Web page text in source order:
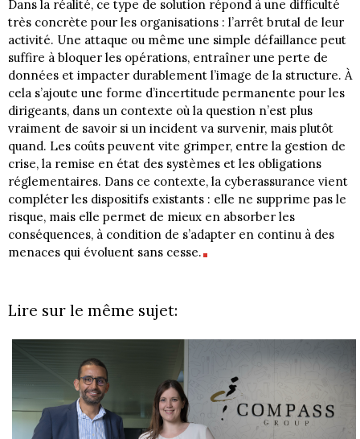
Dans la réalité, ce type de solution répond à une difficulté
très concrète pour les organisations : l’arrêt brutal de leur
activité. Une attaque ou même une simple défaillance peut
suffire à bloquer les opérations, entraîner une perte de
données et impacter durablement l’image de la structure. À
cela s’ajoute une forme d’incertitude permanente pour les
dirigeants, dans un contexte où la question n’est plus
vraiment de savoir si un incident va survenir, mais plutôt
quand. Les coûts peuvent vite grimper, entre la gestion de
crise, la remise en état des systèmes et les obligations
réglementaires. Dans ce contexte, la cyberassurance vient
compléter les dispositifs existants : elle ne supprime pas le
risque, mais elle permet de mieux en absorber les
conséquences, à condition de s’adapter en continu à des
menaces qui évoluent sans cesse.
Lire sur le même sujet: